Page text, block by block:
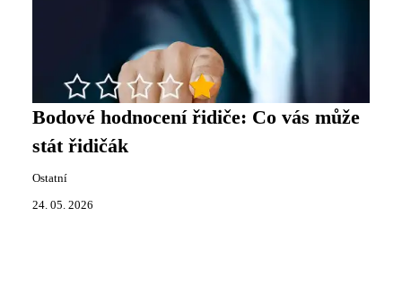
Bodové hodnocení řidiče: Co vás může
stát řidičák
Ostatní
24. 05. 2026